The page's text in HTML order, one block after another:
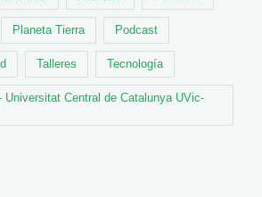
Planeta Tierra Podcast
Talleres Tecnología
Universitat Central de Catalunya UVic-